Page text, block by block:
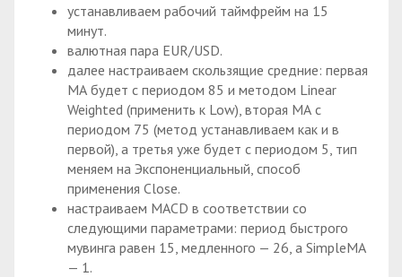
устанавливаем рабочий таймфрейм на 15
минут.
валютная пара EUR/USD.
далее настраиваем скользящие средние: первая
МА будет с периодом 85 и методом Linear
Weighted (применить к Low), вторая МА с
периодом 75 (метод устанавливаем как и в
первой), а третья уже будет с периодом 5, тип
меняем на Экспоненциальный, способ
применения Close.
настраиваем MACD в соответствии со
следующими параметрами: период быстрого
мувинга равен 15, медленного — 26, а SimpleMA
— 1.